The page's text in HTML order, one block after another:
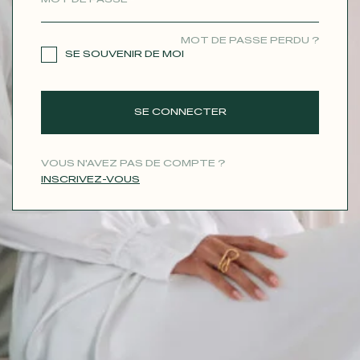
MOT DE PASSE PERDU ?
SE SOUVENIR DE MOI
SE CONNECTER
VOUS N'AVEZ PAS DE COMPTE ?
INSCRIVEZ-VOUS